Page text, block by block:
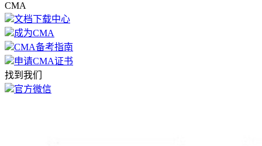
CMA
文档下载中心
成为CMA
CMA备考指南
申请CMA证书
找到我们
官方微信